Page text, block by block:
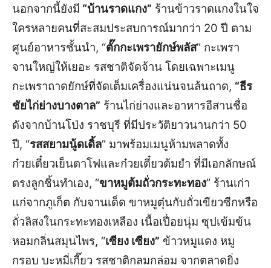
นอกจากนี้ยังมี “บ้านราดแกง” ร้านข้าวราดแกงในใจ
ใครหลายคนที่สะสมประสบการณ์มากว่า 20 ปี ตาม
ศูนย์อาหารชั้นนำ, “ตั๊กกะเพรายักษ์พลัส” กะเพรา
จานใหญ่ให้เยอะ รสชาติจัดจ้าน โดยเฉพาะเมนู
กะเพราถาดยักษ์ที่จัดเต็มเครื่องแน่นจนล้นถาด, “ธีร
ชัยไก่ย่างบางตาล” ร้านไก่ย่างและอาหารอีสานชื่อ
ดังจากบ้านโป่ง ราชบุรี ที่มีประวัติยาวนานกว่า 50
ปี, “รสสยามนู้ดเดิ้ล” มาพร้อมเมนูห้ามพลาดทั้ง
ก๋วยเตี๋ยวเย็นตาโฟและก๋วยเตี๋ยวต้มยำ ที่มีเอกลักษณ์
ตรงลูกชิ้นทำเอง, “ขาหมูต้มถั่วกระทะทอง” ร้านเก่า
แก่จากภูเก็ต กับจานเด็ด ขาหมูตุ๋นกับถั่วเขียวซีกหรือ
ถั่วลิสงในกระทะทองเหลือง เนื้อเปื่อยนุ่ม ซุปเข้มข้น
หอมกลิ่นสมุนไพร, “เซียง เซียง” ข้าวหมูแดง หมู
กรอบ บะหมี่เกี๊ยว รสชาติกลมกล่อม จากตลาดยิ่ง